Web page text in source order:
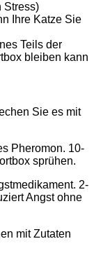
Stress)
Ihre Katze Sie
Teils der
bleiben kann
Sie es mit
Pheromon. 10-
sprühen.
2-
Angst ohne
mit Zutaten